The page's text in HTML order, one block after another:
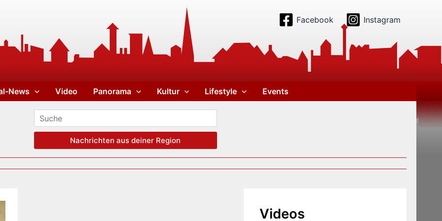
Facebook Instagram
News Video Panorama Kultur Lifestyle Events
Nachrichten aus deiner Region
Videos